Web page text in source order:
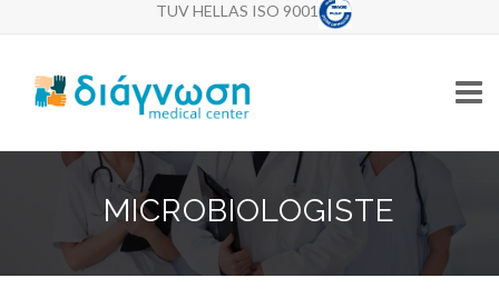
TUV HELLAS ISO 9001
BIENVENUEMICROBIOLOGISTE